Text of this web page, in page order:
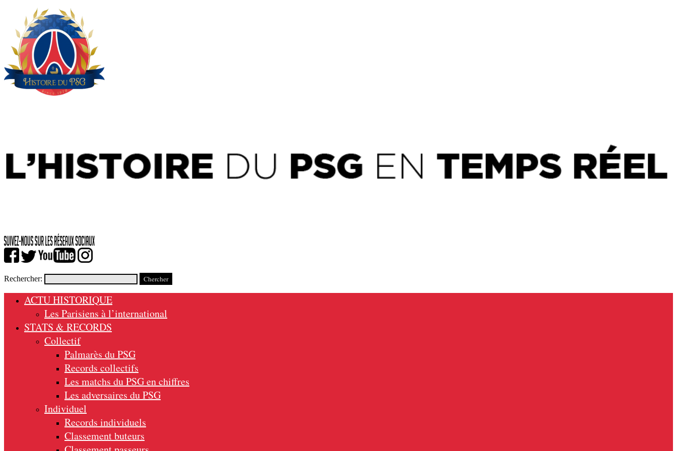
Rechercher:
ACTU HISTORIQUE
Les Parisiens à l’international
STATS & RECORDS
Collectif
Palmarès du PSG
Records collectifs
Les matchs du PSG en chiffres
Les adversaires du PSG
Individuel
Records individuels
Classement buteurs